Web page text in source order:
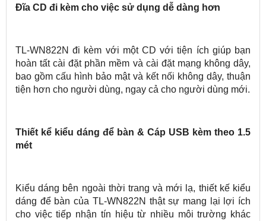
Đĩa CD đi kèm cho việc sử dụng dễ dàng hơn
TL-WN822N đi kèm với một CD với tiện ích giúp bạn
hoàn tất cài đặt phần mềm và cài đặt mạng không dây,
bao gồm cấu hình bảo mật và kết nối không dây, thuận
tiện hơn cho người dùng, ngay cả cho người dùng mới.
Thiết kể kiểu dáng để bàn & Cáp USB kèm theo 1.5
mét
Kiểu dáng bên ngoài thời trang và mới lạ, thiết kế kiểu
dáng để bàn của TL-WN822N thật sự mang lại lợi ích
cho việc tiếp nhận tín hiệu từ nhiều môi trường khác